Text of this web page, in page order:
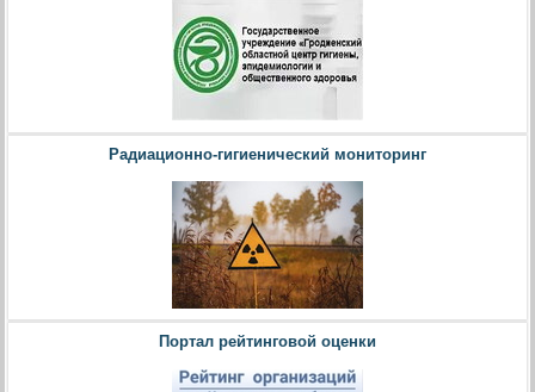
Радиационно-гигиенический мониторинг
Портал рейтинговой оценки